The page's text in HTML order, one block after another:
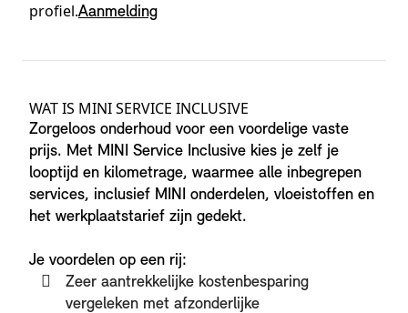
profiel.Aanmelding
WAT IS MINI SERVICE INCLUSIVE
Zorgeloos onderhoud voor een voordelige vaste
prijs. Met MINI Service Inclusive kies je zelf je
looptijd en kilometrage, waarmee alle inbegrepen
services, inclusief MINI onderdelen, vloeistoffen en
het werkplaatstarief zijn gedekt.
Je voordelen op een rij:
Zeer aantrekkelijke kostenbesparing
vergeleken met afzonderlijke